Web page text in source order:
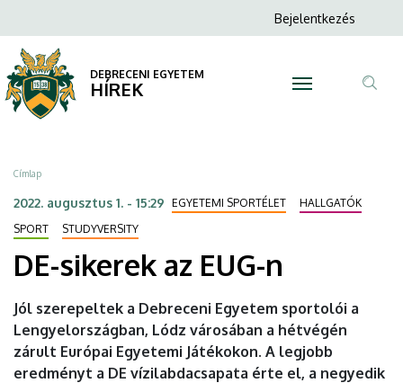
sikerek
az
EUG-
n
DEBRECENI
EGYETEM
a
tartalomra
Anonim
menüje
Bejelentkezés
DEBRECENI EGYETEM
HÍREK
Morzsa
Címlap
2022. augusztus 1. - 15:29 EGYETEMI SPORTÉLET
HALLGATÓK
SPORT
STUDYVERSITY
DE-sikerek az EUG-n
Jól szerepeltek a Debreceni Egyetem sportolói a
Lengyelországban, Lódz városában a hétvégén
zárult Európai Egyetemi Játékokon. A legjobb
eredményt a DE vízilabdacsapata érte el, a negyedik